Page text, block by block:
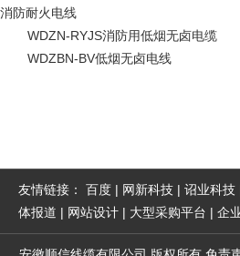
消防耐火电线
WDZN-RYJS消防用低烟无卤电缆
WDZBN-BV低烟无卤电线
友情链接： 百度 | 网新科技 | 诏业科技
体报道 | 网站设计 | 大型采购平台 | 企